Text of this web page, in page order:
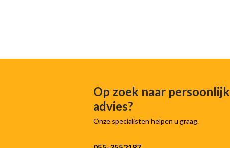
Op zoek naar persoonlijk
advies?
Onze specialisten helpen u graag.